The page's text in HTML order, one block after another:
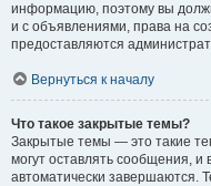
информацию, поэтому вы
и с объявлениями, права на
предоставляются
Вернуться к началу
Что такое закрытые темы?
Закрытые темы — это такие
могут оставлять сообщения,
автоматически завершаются.